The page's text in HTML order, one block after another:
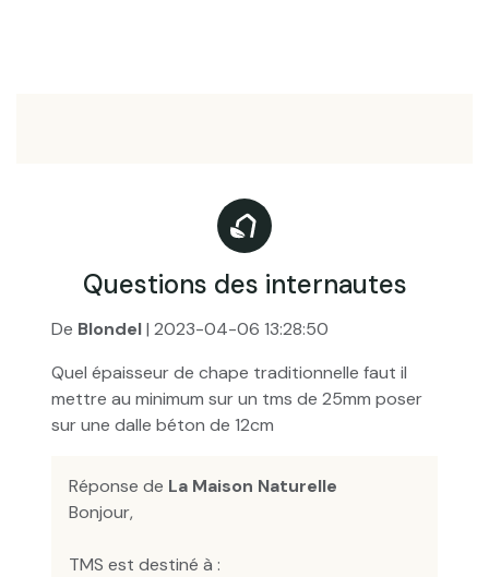
Questions des internautes
De Blondel| 2023-04-06 13:28:50
Quel épaisseur de chape traditionnelle faut il
mettre au minimum sur un tms de 25mm poser
sur une dalle béton de 12cm
Réponse de La Maison Naturelle
Bonjour,
TMS est destiné à :